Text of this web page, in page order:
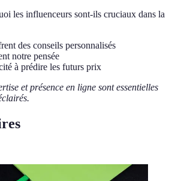
les influenceurs sont-ils cruciaux dans la
des conseils personnalisés
notre pensée
à prédire les futurs prix
et présence en ligne sont essentielles